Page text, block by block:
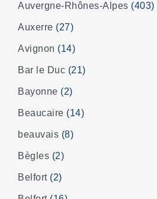
Auvergne-Rhônes-Alpes (403)
Auxerre (27)
Avignon (14)
Bar le Duc (21)
Bayonne (2)
Beaucaire (14)
beauvais (8)
Bègles (2)
Belfort (2)